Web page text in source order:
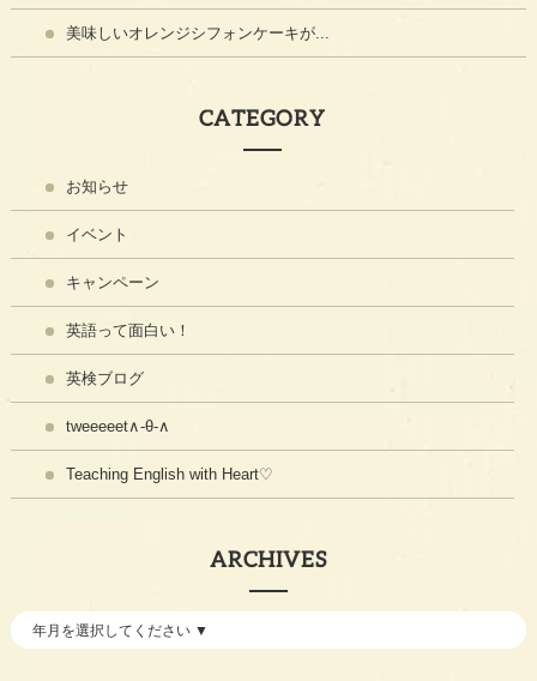
美味しいオレンジシフォンケーキが...
CATEGORY
お知らせ
イベント
キャンペーン
英語って面白い！
英検ブログ
tweeeeet∧-θ-∧
Teaching English with Heart♡
ARCHIVES